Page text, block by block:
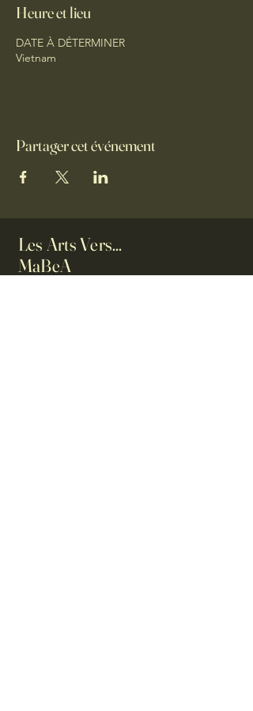
Heure et lieu
DATE À DÉTERMINER
Vietnam
Partager cet événement
Les Arts Vers...
MaBeA